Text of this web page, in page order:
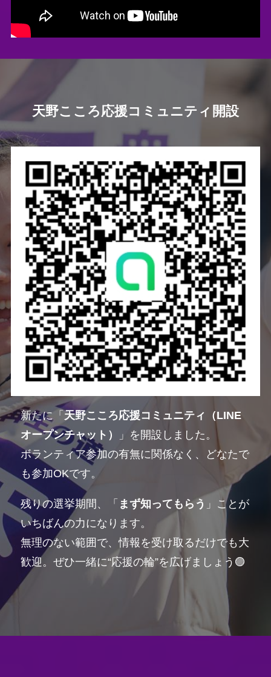
天野こころ応援コミュニティ 開設
新たに「 天野こころ応援コミュニティ（LINE
オープンチャット）
」を開設しました。
ボランティア参加の有無に関係なく、どなたで
も参加OKです。
残りの選挙期間、「 まず知ってもらう 」ことが
いちばんの力になります。
無理のない範囲で、情報を受け取るだけでも大
歓迎。ぜひ一緒に“応援の輪”を広げましょう🟣